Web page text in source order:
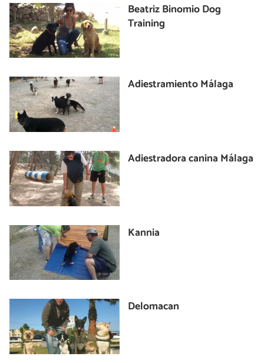
Beatriz Binomio Dog
Training
Adiestramiento Málaga
Adiestradora canina Málaga
Kannia
Delomacan